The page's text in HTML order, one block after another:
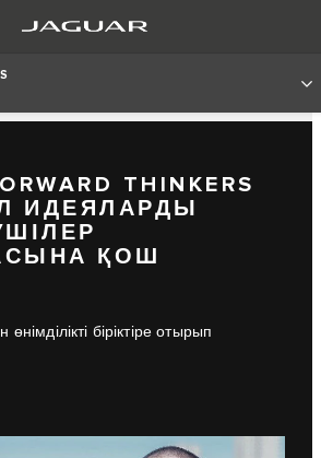
THINKERS
ИДЕЯЛАРДЫ
ҚОШ
біріктіре отырып